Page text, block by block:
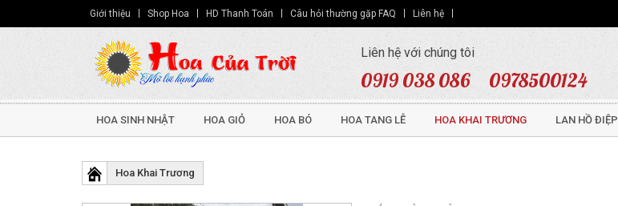
Giới thiệu Shop Hoa HD Thanh Toán Câu hỏi thường gặp FAQ Liên hệ
Liên hệ với chúng tôi
0919 038 086 0978500124
HOA SINH NHẬT HOA GIỎ HOA BÓ HOA TANG LỄ HOA KHAI TRƯƠNG LAN HỒ ĐIỆP
Hoa Khai Trương